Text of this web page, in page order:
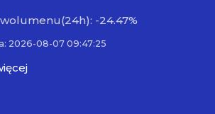
-24.47%
2026-08-07 09:47:25